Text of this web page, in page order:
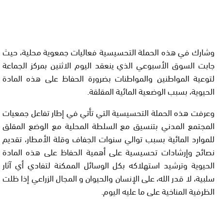
وشارك في هذه الحملة التحسيسية فعاليات جمعوية محلية، حيث
جابت السوق الأسبوعي الذي ينعقد اليوم الاثنين بمركز الجماعة
لتوعية المواطنين والمواطنات بضرورة الحفاظ على هذه المادة
الحيوية، بسبب الوضعية المائية المقلقة.
وعرفت هذه الحملة التحسيسية التي تأتي في إطار تفاعل جمعيات
المجتمع المدني بتنسيق مع السلطة المحلية مع الوضع المقلق
للموارد المائية بسبب توالي سنوات الجفاف وقلة الأمطار، تقديم
نصائح وإرشادات تحسيسية على أهمية الحفاظ على هذه المادة
الحيوية وترشيد استهلاكه بكل الوسائل الممكنة لتفادي أي آثار
سلبية، لا قدر الله، على الإنسان والحيوان و المجال الزراعي إذا ظلت
الظرفية المناخية على ما عليه اليوم.